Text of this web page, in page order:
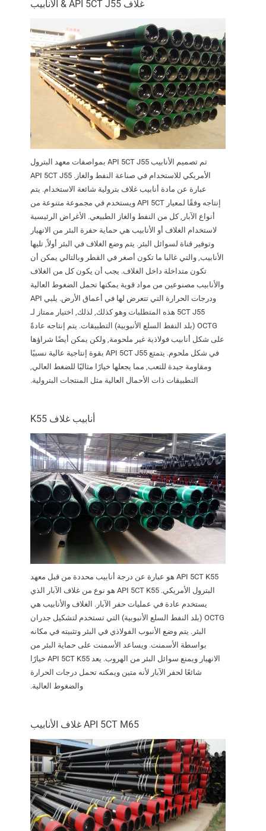
غلاف API 5CT J55 & الأنابيب
تم تصميم الأنابيب API 5CT J55 بمواصفات معهد البترول
الأمريكي للاستخدام في صناعة النفط والغاز. API 5CT J55
عبارة عن مادة أنابيب غلاف بترولية شائعة الاستخدام. يتم
إنتاجه وفقًا لمعيار API 5CT ويستخدم في مجموعة متنوعة من
أنواع الآبار, كل من النفط والغاز الطبيعي. الأغراض الرئيسية
لاستخدام الغلاف أو الأنابيب هي حماية حفرة البئر من الانهيار
وتوفير قناة لسوائل البئر. يتم وضع الغلاف في البئر أولاً, تليها
الأنابيب, والتي غالبا ما تكون أصغر في القطر وبالتالي يمكن أن
تكون متداخلة داخل الغلاف. يجب أن يكون كل من الغلاف
والأنابيب مصنوعين من مواد قوية يمكنها تحمل الضغوط العالية
ودرجات الحرارة التي تتعرض لها في أعماق الأرض. يلبي API
5CT J55 هذه المتطلبات وهو كذلك, لذلك, اختيار ممتاز لـ
OCTG (بلد النفط السلع الأنبوبية) التطبيقات. يتم إنتاجه عادةً
على شكل أنابيب فولاذية غير ملحومة, ولكن يمكن أيضًا شراؤها
في شكل ملحوم. يتمتع API 5CT J55 بقوة إنتاجية عالية نسبيًا
ومقاومة جيدة للتعب, مما يجعلها خيارًا مثاليًا للضغط العالي,
التطبيقات ذات الأحمال العالية مثل المنتجات البترولية.
أنابيب غلاف K55
API 5CT K55 هو عبارة عن درجة أنابيب محددة من قبل معهد
البترول الأمريكي. API 5CT K55 هو نوع من غلاف الآبار الذي
يستخدم عادة في عمليات حفر الآبار. الغلاف والأنابيب هي
OCTG (بلد النفط السلع الأنبوبية) التي تستخدم لتشكيل جدران
البئر. يتم وضع الأنبوب الفولاذي في البئر وتثبيته في مكانه
بواسطة الأسمنت. ويساعد الأسمنت على حماية البئر من
الانهيار ويمنع سوائل البئر من الهروب. يعد API 5CT K55 خيارًا
شائعًا لحفر الآبار لأنه متين ويمكنه تحمل درجات الحرارة
والضغوط العالية.
API 5CT M65 غلاف الأنابيب